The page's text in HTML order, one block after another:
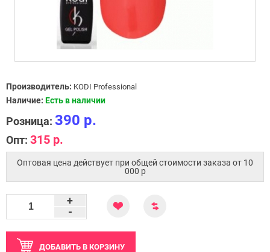
Производитель: KODI Professional
Наличие: Есть в наличии
Розница: 390 р.
Опт: 315 р.
Оптовая цена действует при общей стоимости заказа от 10
000 p
-
+
ДОБАВИТЬ В КОРЗИНУ